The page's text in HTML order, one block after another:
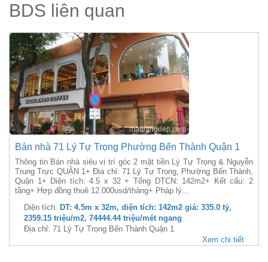
BDS liên quan
Bán nhà 71 Lý Tự Trọng Phường Bến Thành Quận 1
Thông tin Bán nhà siêu vị trí góc 2 mặt tiền Lý Tự Trọng & Nguyễn
Trung Trực QUẬN 1+ Địa chỉ: 71 Lý Tự Trọng, Phường Bến Thành,
Quận 1+ Diện tích: 4.5 x 32 + Tổng DTCN: 142m2+ Kết cấu: 2
tầng+ Hợp đồng thuê 12.000usd/tháng+ Pháp lý...
Diện tích: DT: 4.5m x 32m, diện tích: 142m2 giá: 335.0 tỷ,
2359.15 triệu/m2, 74444.44 triệu/mét ngang
Địa chỉ: 71 Lý Tự Trọng Bến Thành Quận 1
Xem chi tiết